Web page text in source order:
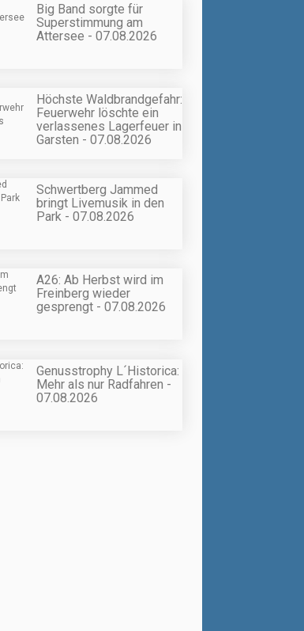
Big Band sorgte für
Superstimmung am
Attersee - 07.08.2026
Höchste Waldbrandgefahr:
Feuerwehr löschte ein
verlassenes Lagerfeuer in
Garsten - 07.08.2026
Schwertberg Jammed
bringt Livemusik in den
Park - 07.08.2026
A26: Ab Herbst wird im
Freinberg wieder
gesprengt - 07.08.2026
Genusstrophy L´Historica:
Mehr als nur Radfahren -
07.08.2026